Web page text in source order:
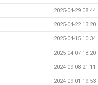
2025-04-29 08:44
2025-04-22 13:20
2025-04-15 10:34
2025-04-07 18:20
2024-09-08 21:11
2024-09-01 19:53